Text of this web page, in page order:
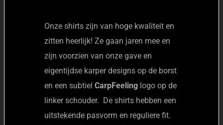
Onze shirts zijn van hoge kwaliteit en
zitten heerlijk! Ze gaan jaren mee en
zijn voorzien van onze gave en
eigentijdse karper designs op de borst
en een subtiel CarpFeeling logo op de
linker schouder. De shirts hebben een
uitstekende pasvorm en reguliere fit.